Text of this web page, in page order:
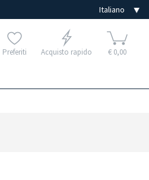
Preferiti Acquisto rapido € 0,00